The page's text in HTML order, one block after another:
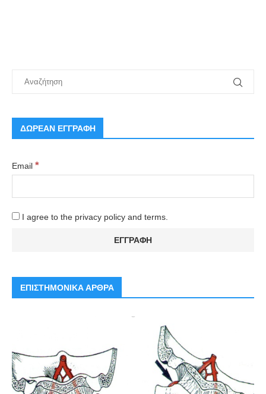
ΔΩΡΕΑΝ ΕΓΓΡΑΦΗ
Email *
I agree to the privacy policy and terms.
ΕΠΙΣΤΗΜΟΝΙΚΑ ΑΡΘΡΑ